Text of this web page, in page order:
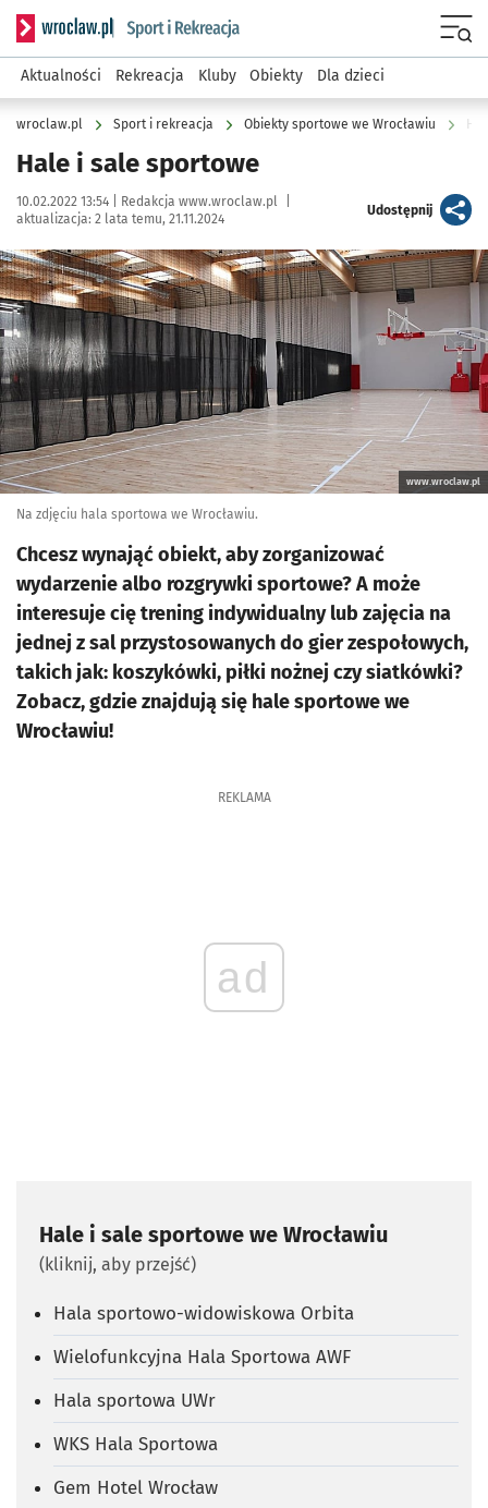
Serwis informacyjny wroclaw.pl podserwis: Sport i rekreacja
Aktualności Rekreacja Kluby Obiekty Dla dzieci
wroclaw.pl Sport i rekreacja Obiekty sportowe we Wrocławiu
Hale i sale sportowe
Data publikacji:
10.02.2022 13:54 | Autor:
Redakcja www.wroclaw.pl
aktualizacja: 2 lata temu, 21.11.2024
Udostępnijartykuł
Kliknij, aby powiększyć
www.wroclaw.pl
Na zdjęciu hala sportowa we Wrocławiu.
Chcesz wynająć obiekt, aby zorganizować
wydarzenie albo rozgrywki sportowe? A może
interesuje cię trening indywidualny lub zajęcia na
jednej z sal przystosowanych do gier zespołowych,
takich jak: koszykówki, piłki nożnej czy siatkówki?
Zobacz, gdzie znajdują się hale sportowe we
Wrocławiu!
REKLAMA
ad
Hale i sale sportowe we Wrocławiu
(kliknij, aby przejść)
Hala sportowo-widowiskowa Orbita
Wielofunkcyjna Hala Sportowa AWF
Hala sportowa UWr
WKS Hala Sportowa
Gem Hotel Wrocław